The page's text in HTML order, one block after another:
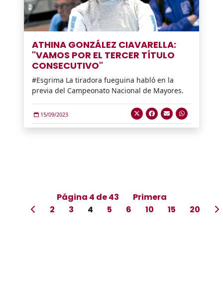
ATHINA GONZÁLEZ CIAVARELLA:
"VAMOS POR EL TERCER TÍTULO
CONSECUTIVO"
#Esgrima La tiradora fueguina habló en la
previa del Campeonato Nacional de Mayores.
15/09/2023
Página 4 de 43
Primera
2
3 4 5 6 10 15 20